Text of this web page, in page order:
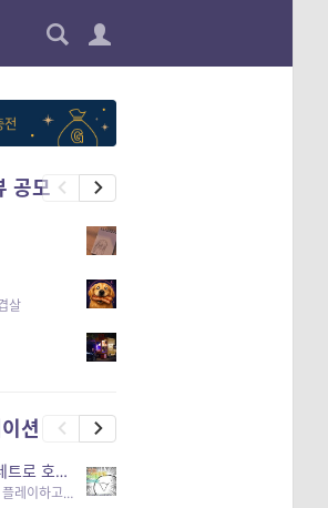
공모
살
션
이규락 작가님의 레트로 호러 리뷰
어> 외 3개 작품